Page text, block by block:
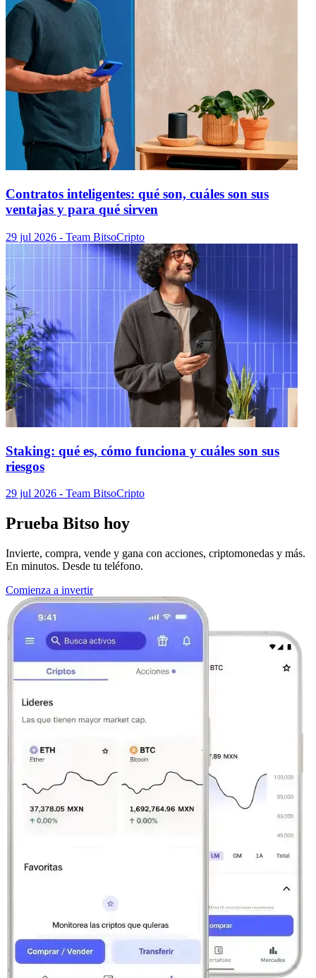
Contratos inteligentes: qué son, cuáles son sus
ventajas y para qué sirven
29 jul 2026 - Team BitsoCripto
Staking: qué es, cómo funciona y cuáles son sus
riesgos
29 jul 2026 - Team BitsoCripto
Prueba Bitso hoy
Invierte, compra, vende y gana con acciones, criptomonedas y más.
En minutos. Desde tu teléfono.
Comienza a invertir